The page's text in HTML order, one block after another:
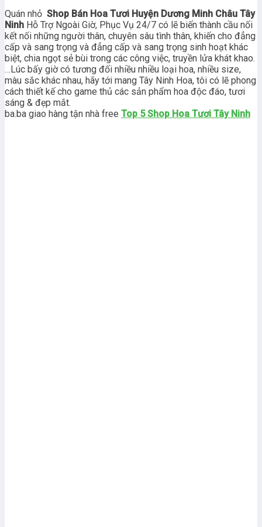
Quán nhỏ Shop Bán Hoa Tươi Huyện Dương Minh Châu Tây
Ninh Hỗ Trợ Ngoài Giờ, Phục Vụ 24/7 có lẽ biến thành cầu nối
kết nối những người thân, chuyên sâu tình thân, khiến cho đẳng
cấp và sang trọng và đẳng cấp và sang trọng sinh hoạt khác
biệt, chia ngọt sẻ bùi trong các công việc, truyền lửa khát khao.
…Lúc bấy giờ có tương đối nhiều nhiều loại hoa, nhiều size,
màu sắc khác nhau, hãy tới mang Tây Ninh Hoa, tôi có lẽ phong
cách thiết kế cho game thủ các sản phẩm hoa độc đáo, tươi
sáng & đẹp mắt.
ba.ba giao hàng tận nhà free Top 5 Shop Hoa Tươi Tây Ninh